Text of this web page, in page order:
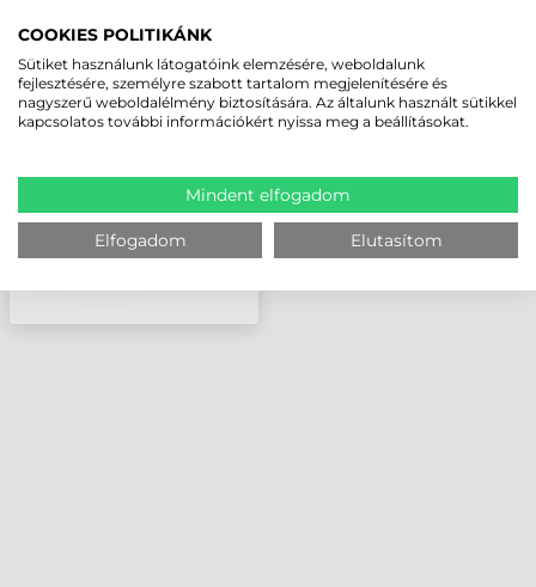
ZEBRA KÁBEL, USB-C -
USB-A ÁTALAKÍTÓ 90
FOKBAN DÖNTÖTT
TYPE-A
CSATLAKOZÓVAL
COOKIES POLITIKÁNK
Sütiket használunk látogatóink elemzésére, weboldalunk
fejlesztésére, személyre szabott tartalom megjelenítésére és
nagyszerű weboldalélmény biztosítására. Az általunk használt sütikkel
kapcsolatos további információkért nyissa meg a beállításokat.
Mindent elfogadom
Elfogadom Elutasítom